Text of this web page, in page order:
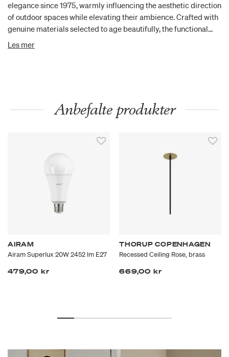
elegance since 1975, warmly influencing the aesthetic direction
of outdoor spaces while elevating their ambience. Crafted with
genuine materials selected to age beautifully, the functional
and emotional impact of Henning Larsen’s thoughtful design
Les mer
Anbefalte produkter
AIRAM
Airam Superlux 20W 2452 lm E27
479,00 kr
THORUP COPENHAGEN
Recessed Ceiling Rose, brass
669,00 kr